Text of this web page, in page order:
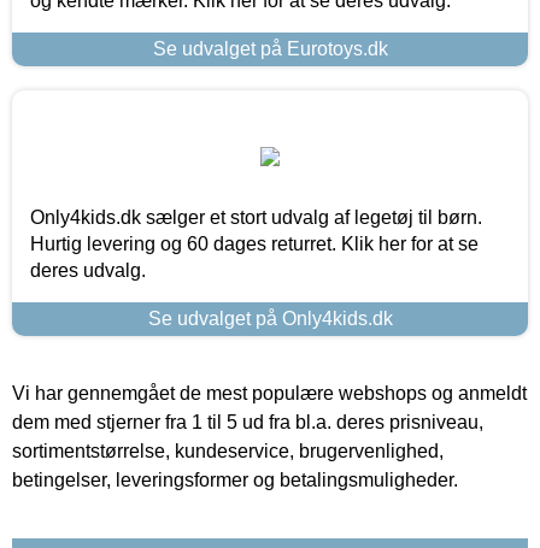
Se udvalget på Eurotoys.dk
Only4kids.dk sælger et stort udvalg af legetøj til børn.
Hurtig levering og 60 dages returret. Klik her for at se
deres udvalg.
Se udvalget på Only4kids.dk
Vi har gennemgået de mest populære webshops og anmeldt
dem med stjerner fra 1 til 5 ud fra bl.a. deres prisniveau,
sortimentstørrelse, kundeservice, brugervenlighed,
betingelser, leveringsformer og betalingsmuligheder.